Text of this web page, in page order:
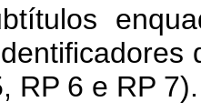
RP 6 e RP 7).